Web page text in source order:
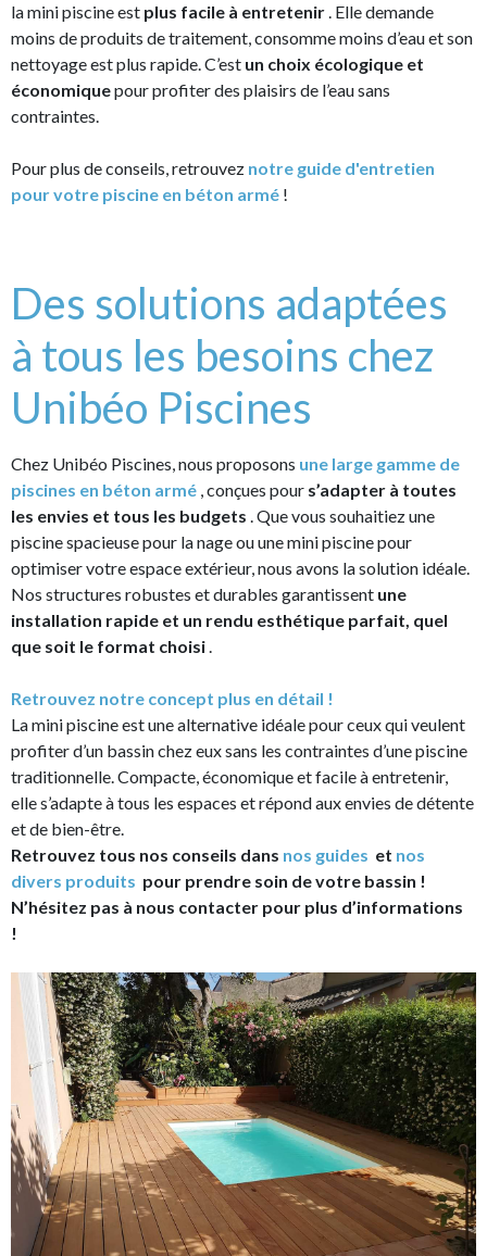
la mini piscine est plus facile à entretenir. Elle demande
moins de produits de traitement, consomme moins d’eau et son
nettoyage est plus rapide. C’est un choix écologique et
économiquepour profiter des plaisirs de l’eau sans
contraintes.
Pour plus de conseils, retrouvez notre guide d'entretien
pour votre piscine en béton armé !
Des solutions adaptées
à tous les besoins chez
Unibéo Piscines
Chez Unibéo Piscines, nous proposons une large gamme de
piscines en béton armé , conçues pour s’adapter à toutes
les envies et tous les budgets . Que vous souhaitiez une
piscine spacieuse pour la nage ou une mini piscine pour
optimiser votre espace extérieur, nous avons la solution idéale.
Nos structures robustes et durables garantissent une
installation rapide et un rendu esthétique parfait, quel
que soit le format choisi.
Retrouvez notre concept plus en détail !
La mini piscine est une alternative idéale pour ceux qui veulent
profiter d’un bassin chez eux sans les contraintes d’une piscine
traditionnelle. Compacte, économique et facile à entretenir,
elle s’adapte à tous les espaces et répond aux envies de détente
et de bien-être.
Retrouvez tous nos conseils dans nos guides et nos
divers produits pour prendre soin de votre bassin !
N’hésitez pas à nous contacter pour plus d’informations
!